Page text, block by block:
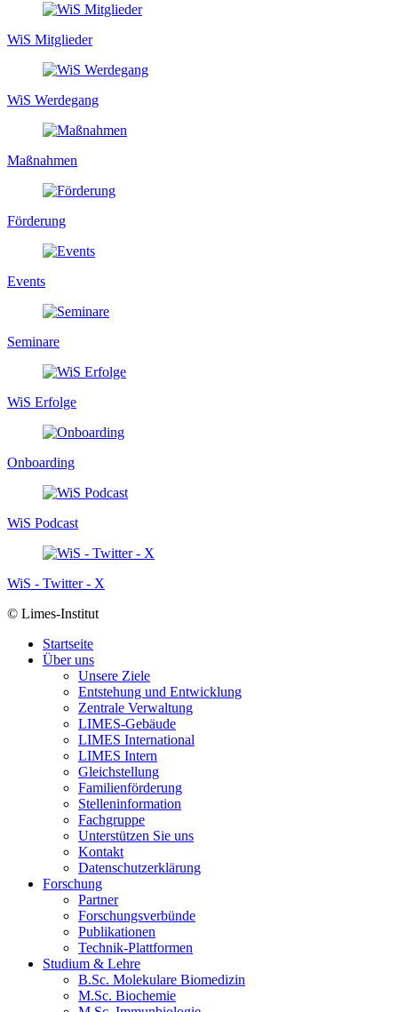
WiS Mitglieder
WiS Werdegang
Maßnahmen
Förderung
Events
Seminare
WiS Erfolge
Onboarding
WiS Podcast
WiS - Twitter - X
© Limes-Institut
Startseite
Über uns
Unsere Ziele
Entstehung und Entwicklung
Zentrale Verwaltung
LIMES-Gebäude
LIMES International
LIMES Intern
Gleichstellung
Familienförderung
Stelleninformation
Fachgruppe
Unterstützen Sie uns
Kontakt
Datenschutzerklärung
Forschung
Partner
Forschungsverbünde
Publikationen
Technik-Plattformen
Studium & Lehre
B.Sc. Molekulare Biomedizin
M.Sc. Biochemie